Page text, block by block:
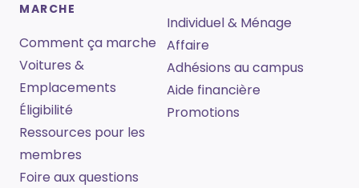
MARCHE
Comment ça marche
Voitures &
Emplacements
Éligibilité
Ressources pour les
membres
Foire aux questions
Individuel & Ménage
Affaire
Adhésions au campus
Aide financière
Promotions